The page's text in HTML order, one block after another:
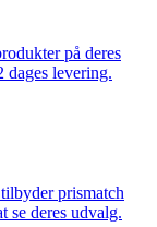
på deres
dages levering.
prismatch
se deres udvalg.